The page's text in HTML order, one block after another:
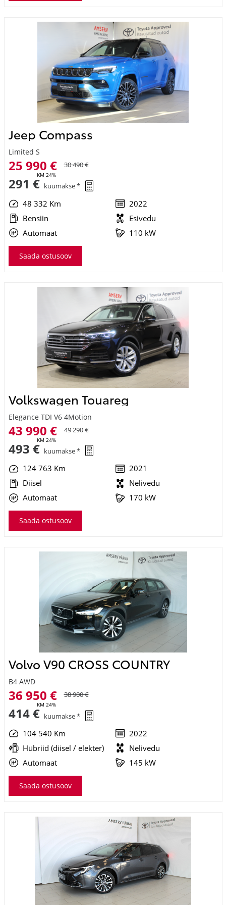
Jeep Compass
Limited S
25 990 €
KM 24%
30 490 €
291 € kuumakse *
48 332 Km
2022
Bensiin
Esivedu
Automaat
110 kW
Saada ostusoov
Volkswagen Touareg
Elegance TDI V6 4Motion
43 990 €
KM 24%
49 290 €
493 € kuumakse *
124 763 Km
2021
Diisel
Nelivedu
Automaat
170 kW
Saada ostusoov
Volvo V90 CROSS COUNTRY
B4 AWD
36 950 €
KM 24%
38 900 €
414 € kuumakse *
104 540 Km
2022
Hübriid (diisel / elekter)
Nelivedu
Automaat
145 kW
Saada ostusoov